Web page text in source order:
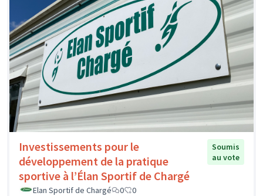
Investissements pour le
développement de la pratique
sportive à l’Élan Sportif de Chargé
Soumis
au vote
Elan Sportif de Chargé 0 0